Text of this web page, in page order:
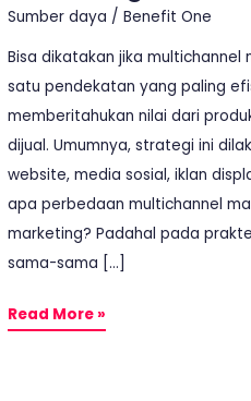
Sumber daya /Benefit One
Bisa dikatakan jika
satu pendekatan yang paling
memberitahukan nilai dari
dijual. Umumnya, strategi ini
website, media sosial, iklan
apa perbedaan multichannel
marketing? Padahal pada
sama-sama […]
Read More »